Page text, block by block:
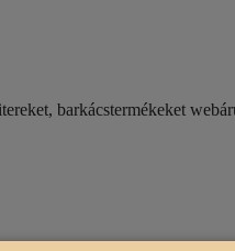
barkácstermékeket